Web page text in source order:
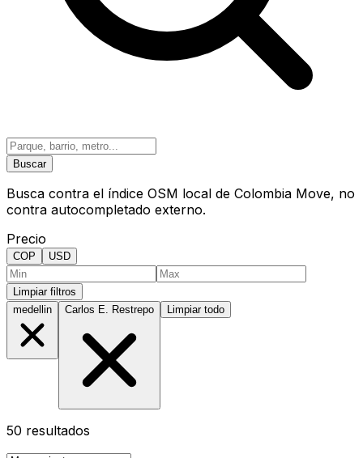
Buscar
Busca contra el índice OSM local de Colombia Move, no
contra autocompletado externo.
Precio
COP USD
Limpiar filtros
medellin
Carlos E. Restrepo Limpiar todo
50 resultados